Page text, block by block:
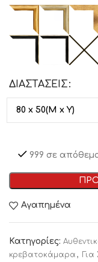
ΔΙΑΣΤΑΣΕΙΣ
999 σε
Αγαπημένα
Κατηγορίες:
κρεβατοκάμαρα , Για